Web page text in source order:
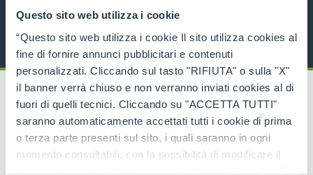
Questo sito web utilizza i cookie
“Questo sito web utilizza i cookie Il sito utilizza cookies al
fine di fornire annunci pubblicitari e contenuti
personalizzati. Cliccando sul tasto "RIFIUTA" o sulla "X"
il banner verrà chiuso e non verranno inviati cookies al di
fuori di quelli tecnici. Cliccando su "ACCETTA TUTTI"
saranno automaticamente accettati tutti i cookie di prima
o terza parte presenti sul sito, i quali saranno in ogni
momento consultabili, con la possibilità di modificare il
consenso prestato per ogni singolo cookie. Come fare?
RELATED PRODUCTS
Telehandlers